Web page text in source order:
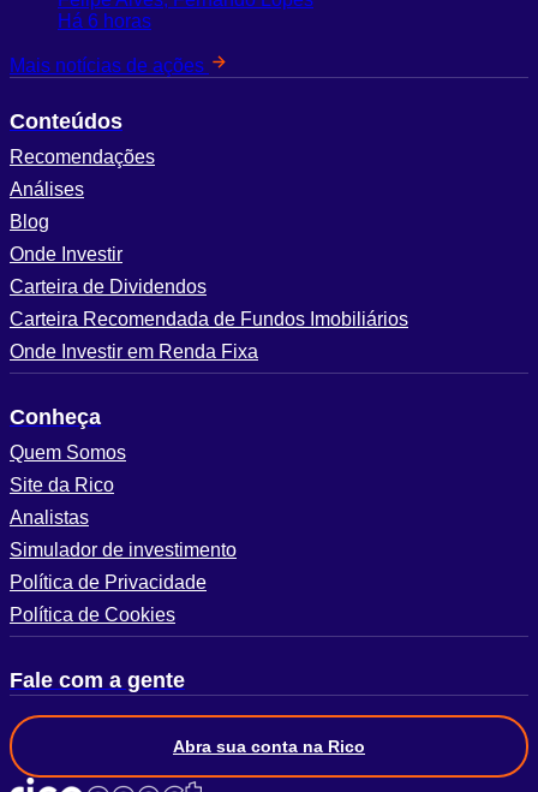
Há 6 horas
Mais notícias de ações
Conteúdos
Recomendações
Análises
Blog
Onde Investir
Carteira de Dividendos
Carteira Recomendada de Fundos Imobiliários
Onde Investir em Renda Fixa
Conheça
Quem Somos
Site da Rico
Analistas
Simulador de investimento
Política de Privacidade
Política de Cookies
Fale com a gente
Abra sua conta na Rico